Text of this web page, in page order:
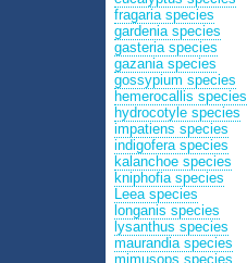
fragaria species
gardenia species
gasteria species
gazania species
gossypium species
hemerocallis species
hydrocotyle species
impatiens species
indigofera species
kalanchoe species
kniphofia species
Leea species
longanis species
lysanthus species
maurandia species
mimusops species